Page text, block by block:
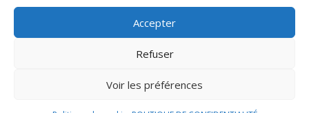
Accepter
Refuser
Voir les préférences
Torréfaction des amandes
nougat de Coligny est la torréfaction des amandes.